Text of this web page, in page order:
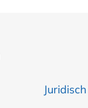
Juridisch